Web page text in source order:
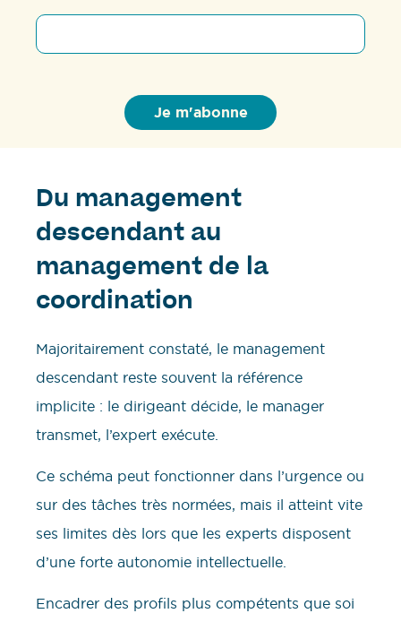
Du management
descendant au
management de la
coordination
Majoritairement constaté, le management
descendant reste souvent la référence
implicite : le dirigeant décide, le manager
transmet, l’expert exécute.
Ce schéma peut fonctionner dans l’urgence ou
sur des tâches très normées, mais il atteint vite
ses limites dès lors que les experts disposent
d’une forte autonomie intellectuelle.
Encadrer des profils plus compétents que soi